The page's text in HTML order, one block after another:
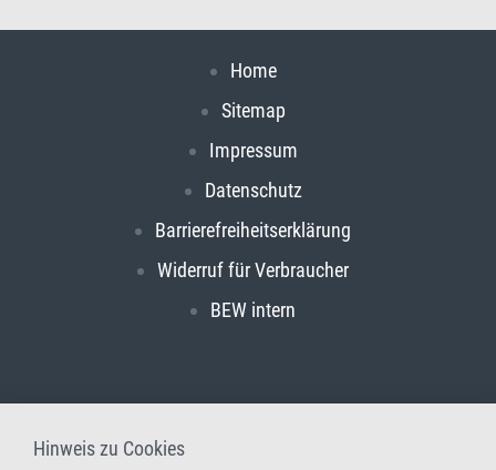
Home
Sitemap
Impressum
Datenschutz
Barrierefreiheitserklärung
Widerruf für Verbraucher
BEW intern
Hinweis zu Cookies